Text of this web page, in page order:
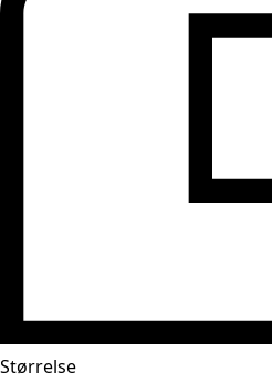
Størrelse